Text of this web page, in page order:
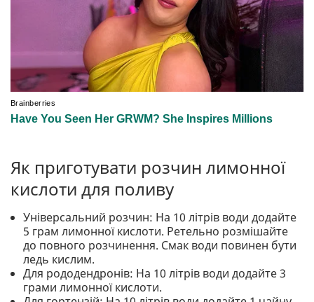
Як приготувати розчин лимонної
кислоти для поливу
Універсальний розчин: На 10 літрів води додайте
5 грам лимонної кислоти. Ретельно розмішайте
до повного розчинення. Смак води повинен бути
ледь кислим.
Для рододендронів: На 10 літрів води додайте 3
грами лимонної кислоти.